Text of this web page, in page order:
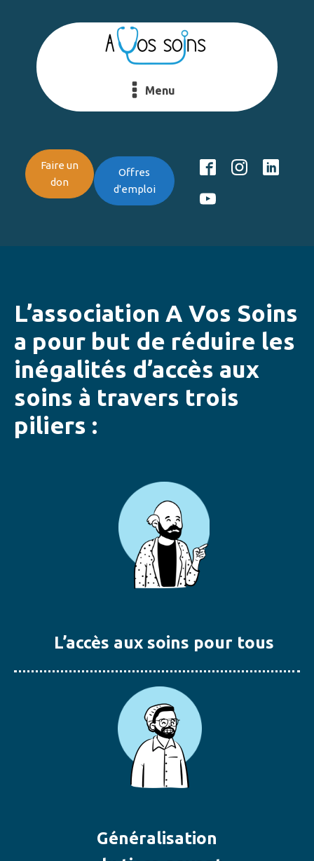
Menu
Faire un
don
Offres
d'emploi
L’association A Vos Soins
a pour but de réduire les
inégalités d’accès aux
soins à travers trois
piliers :
L’accès aux soins pour tous
Généralisation